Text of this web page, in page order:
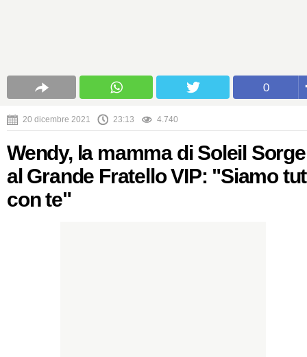
0
20 dicembre 2021 23:13 4.740
Wendy, la mamma di Soleil Sorge
al Grande Fratello VIP: "Siamo
con te"